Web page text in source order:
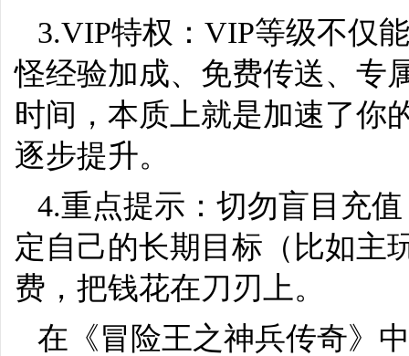
3.VIP特权：VIP等级不仅
怪经验加成、免费传送、专
时间，本质上就是加速了你
逐步提升。
4.重点提示：切勿盲目充
定自己的长期目标（比如主
费，把钱花在刀刃上。
在《冒险王之神兵传奇》